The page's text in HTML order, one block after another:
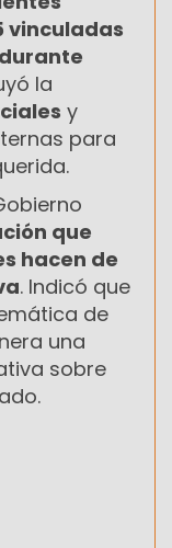
vinculadas
la
y
para
que
hacen de
. Indicó que
de
una
sobre